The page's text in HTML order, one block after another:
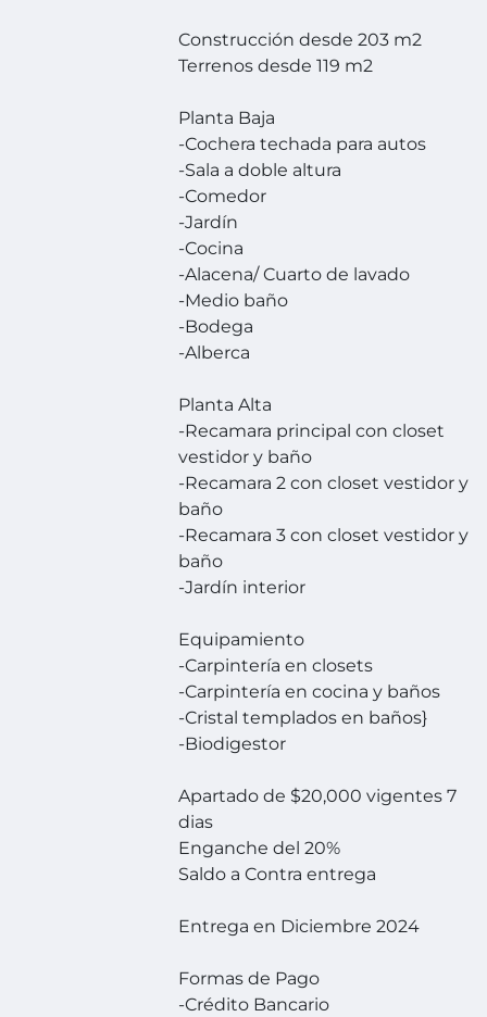
Construcción desde 203 m2
Terrenos desde 119 m2
Planta Baja
-Cochera techada para autos
-Sala a doble altura
-Comedor
-Jardín
-Cocina
-Alacena/ Cuarto de lavado
-Medio baño
-Bodega
-Alberca
Planta Alta
-Recamara principal con closet
vestidor y baño
-Recamara 2 con closet vestidor y
baño
-Recamara 3 con closet vestidor y
baño
-Jardín interior
Equipamiento
-Carpintería en closets
-Carpintería en cocina y baños
-Cristal templados en baños}
-Biodigestor
Apartado de $20,000 vigentes 7
dias
Enganche del 20%
Saldo a Contra entrega
Entrega en Diciembre 2024
Formas de Pago
-Crédito Bancario